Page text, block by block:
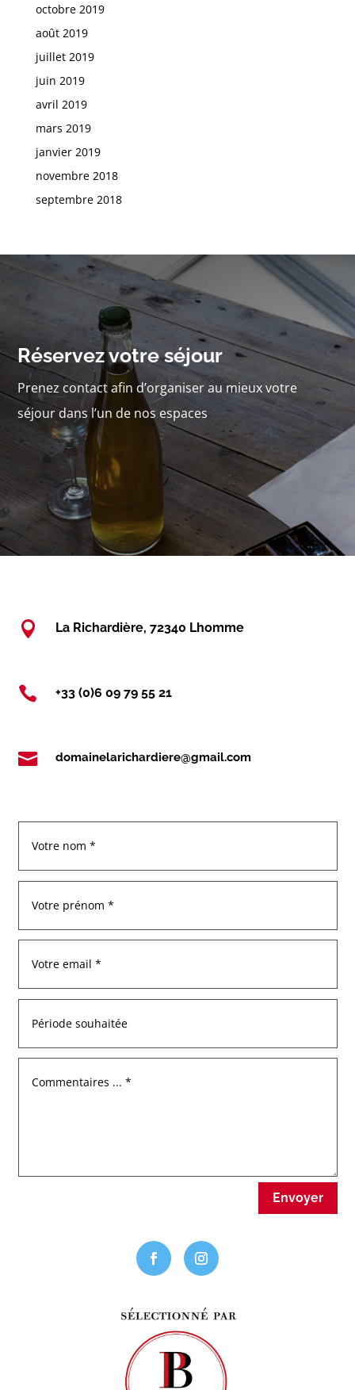
octobre 2019
août 2019
juillet 2019
juin 2019
avril 2019
mars 2019
janvier 2019
novembre 2018
septembre 2018
Réservez votre séjour
Prenez contact afin d’organiser au mieux votre
séjour dans l’un de nos espaces
 La Richardière, 72340 Lhomme
 +33 (0)6 09 79 55 21
 domainelarichardiere@gmail.com
Envoyer